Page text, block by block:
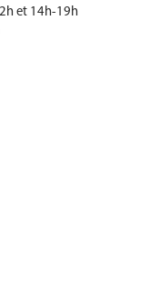
et 14h-19h
18h